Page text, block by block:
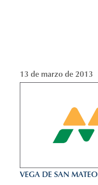
13 de marzo de 2013
VEGA DE SAN MATEO